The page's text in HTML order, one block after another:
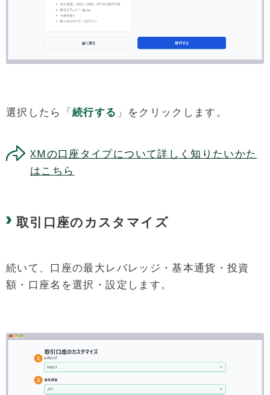
選択したら「続行する 」をクリックします。
XMの口座タイプについて詳しく知りたいかた
はこちら
取引口座のカスタマイズ
続いて、口座の最大レバレッジ・基本通貨・投資
額・口座名を選択・設定します。